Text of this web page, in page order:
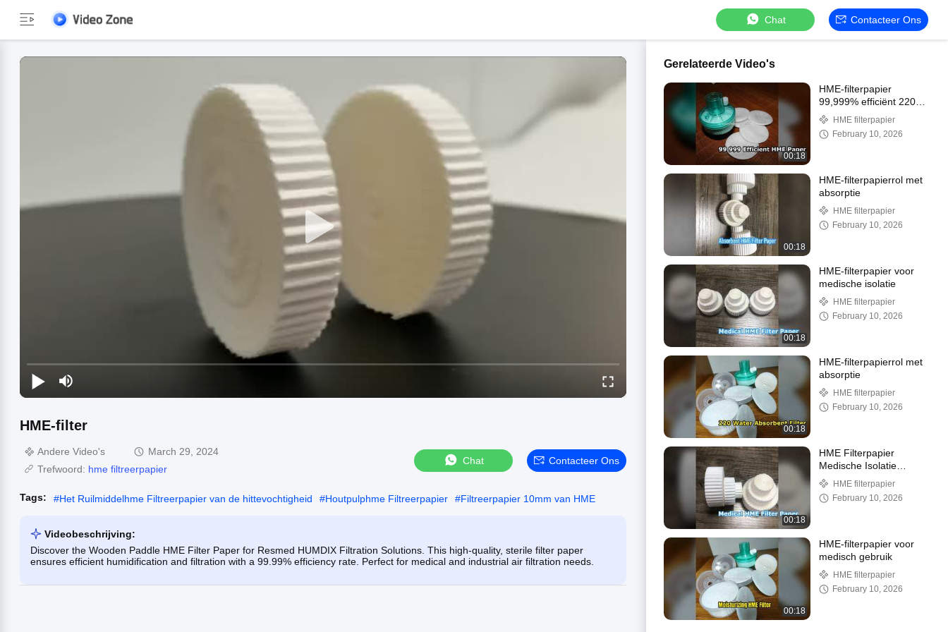
Chat Contacteer Ons
HME-filter
Andere Video's
March 29, 2024
Trefwoord: hme filtreerpapier
Chat Contacteer Ons
Tags: #Het Ruilmiddelhme Filtreerpapier van de hittevochtigheid #Houtpulphme Filtreerpapier #Filtreerpapier 10mm van HME
Videobeschrijving:
Discover the Wooden Paddle HME Filter Paper for Resmed HUMDIX Filtration Solutions. This high-quality, sterile filter paper
ensures efficient humidification and filtration with a 99.99% efficiency rate. Perfect for medical and industrial air filtration needs.
Gerelateerde Video's
00:18
HME-filterpapier
99,999% efficiënt 220%
waterabsorberend
HME filterpapier
February 10, 2026
00:18
HME-filterpapierrol met
absorptie
HME filterpapier
February 10, 2026
00:18
HME-filterpapier voor
medische isolatie
HME filterpapier
February 10, 2026
00:18
HME-filterpapierrol met
absorptie
HME filterpapier
February 10, 2026
00:18
HME Filterpapier
Medische Isolatie
Hydraterend
HME filterpapier
February 10, 2026
00:18
HME-filterpapier voor
medisch gebruik
HME filterpapier
February 10, 2026